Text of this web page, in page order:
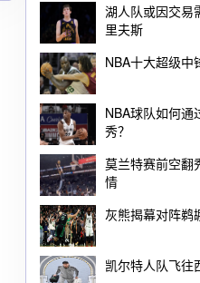
湖人队或因交易
里夫斯
NBA十大超级中
NBA球队如何通
秀？
莫兰特赛前空翻
情
灰熊揭幕对阵鹈
凯尔特人队飞往